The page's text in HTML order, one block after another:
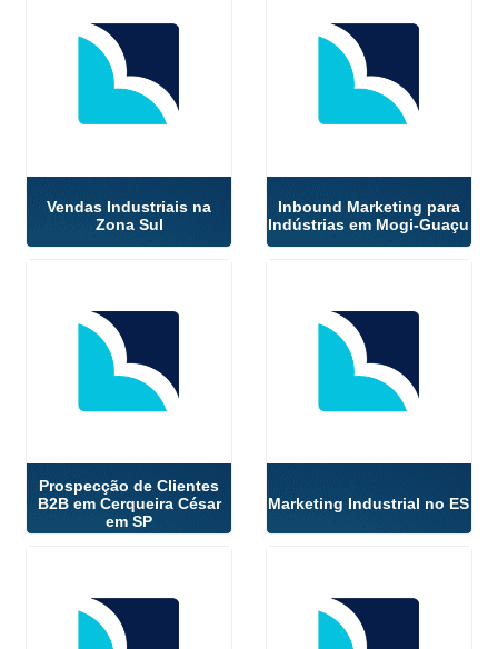
Vendas Industriais na
Zona Sul
Inbound Marketing para
Indústrias em Mogi-Guaçu
Prospecção de Clientes
B2B em Cerqueira César
em SP
Marketing Industrial no ES